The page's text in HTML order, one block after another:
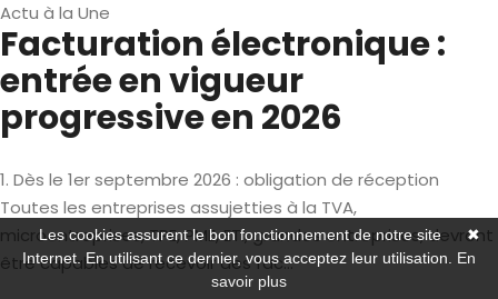
Actu à la Une
Facturation électronique :
entrée en vigueur
progressive en 2026
1. Dès le 1er septembre 2026 : obligation de réception
Toutes les entreprises assujetties à la TVA,
microentreprises, TPE, PME, ETI, grandes entreprises, devront
être capables de recevoir des fac...
✖
Les cookies assurent le bon fonctionnement de notre site
Internet. En utilisant ce dernier, vous acceptez leur utilisation. En
savoir plus